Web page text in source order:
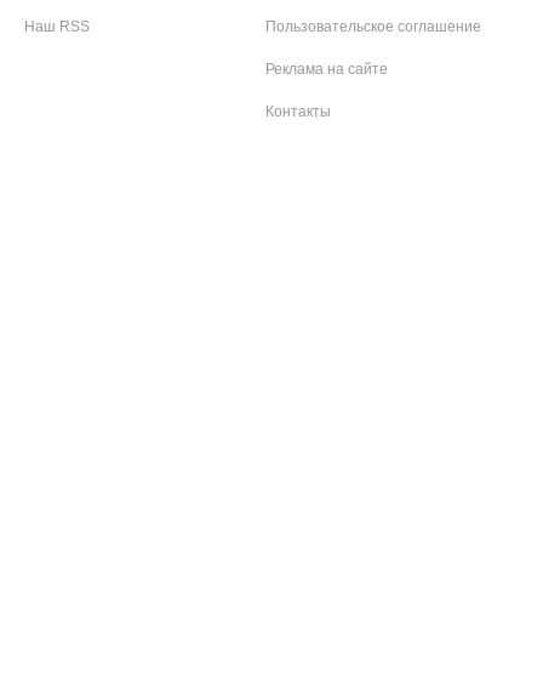
Наш RSS Пользовательское соглашение
Реклама на сайте
Контакты